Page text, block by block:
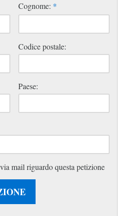
Cognome: *
Codice postale:
Paese:
mail riguardo questa petizione